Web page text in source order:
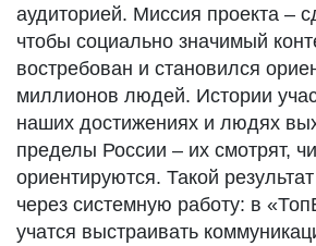
аудиторией. Миссия проекта –
чтобы социально значимый
востребован и становился
миллионов людей. Истории
наших достижениях и людях
пределы России – их смотрят,
ориентируются. Такой
через системную работу: в
учатся выстраивать